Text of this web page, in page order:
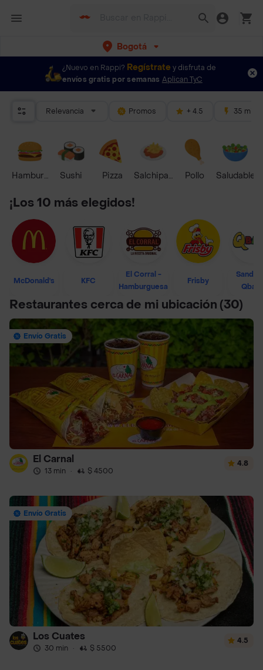
Bogotá
¿Nuevo en Rappi? Regístrate y disfruta de
envíos gratis por semanas Aplican TyC
Relevancia Promos + 4.5 35 mins
HamburguesaSushi Pizza Salchipapas Pollo Saludable
¡Los 10 más elegidos!
McDonald's KFC
El Corral -
Hamburguesa
Frisby
Restaurantes cerca de mi ubicación (30)
Envío Gratis
El Carnal
13 min · $ 4500
4.8
Envío Gratis
Los Cuates
30 min · $ 5500
4.5